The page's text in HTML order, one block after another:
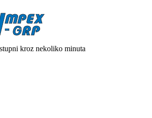
kroz nekoliko minuta